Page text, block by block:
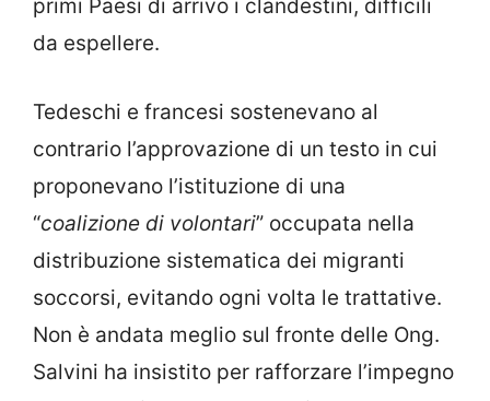
primi Paesi di arrivo i clandestini, difficili
da espellere.
Tedeschi e francesi sostenevano al
contrario l’approvazione di un testo in cui
proponevano l’istituzione di una
“coalizione di volontari” occupata nella
distribuzione sistematica dei migranti
soccorsi, evitando ogni volta le trattative.
Non è andata meglio sul fronte delle Ong.
Salvini ha insistito per rafforzare l’impegno